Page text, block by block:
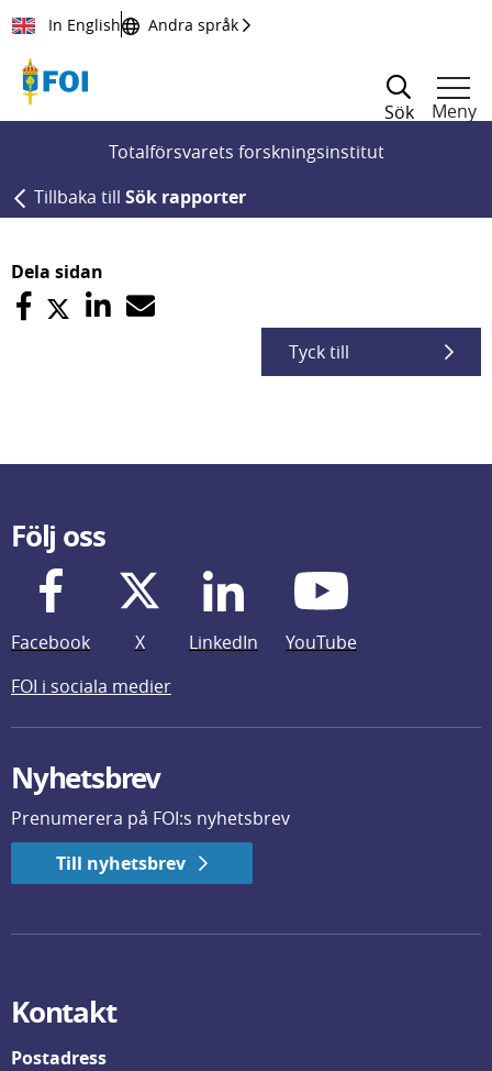
Till innehållet
In English Andra språk
Sök
Meny
Totalförsvarets forskningsinstitut
Tillbaka till Sök rapporter
Dela sidan
Tyck till
Följ oss
Facebook X LinkedIn
YouTube
FOI i sociala medier
Nyhetsbrev
Prenumerera på FOI:s nyhetsbrev
Till nyhetsbrev
Kontakt
Postadress